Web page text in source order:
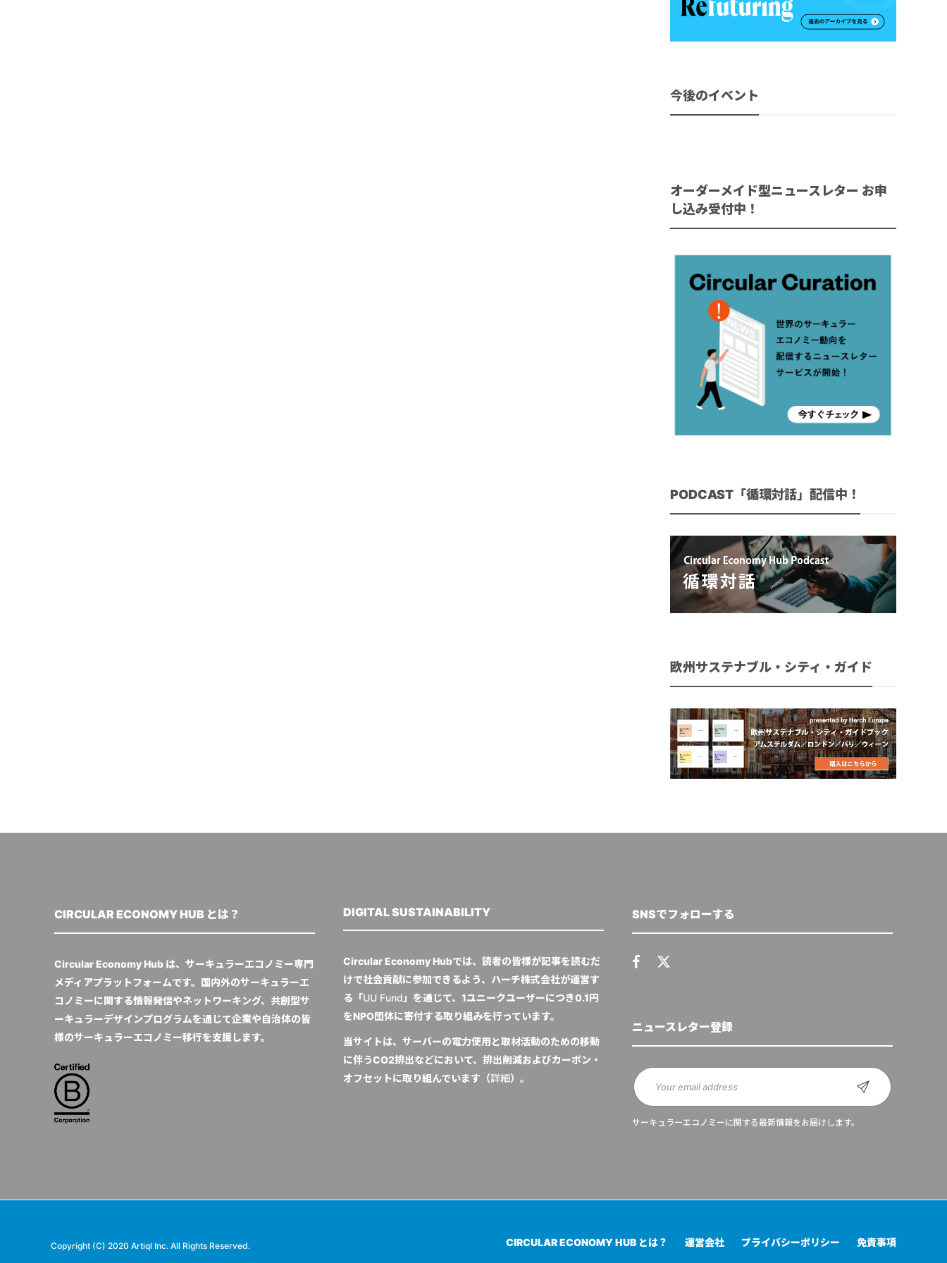
今後のイベント
オーダーメイド型ニュースレター お申
し込み受付中！
PODCAST「循環対話」配信中！
欧州サステナブル・シティ・ガイド
CIRCULAR ECONOMY HUB とは？
Circular Economy Hub は、サーキュラーエコノミー専門
メディアプラットフォームです。国内外のサーキュラーエ
コノミーに関する情報発信やネットワーキング、共創型サ
ーキュラーデザインプログラムを通じて企業や自治体の皆
様のサーキュラーエコノミー移行を支援します。
DIGITAL SUSTAINABILITY
Circular Economy Hubでは、読者の皆様が記事を読むだ
けで社会貢献に参加できるよう、ハーチ株式会社が運営す
る「UU Fund」を通じて、1ユニークユーザーにつき0.1円
をNPO団体に寄付する取り組みを行っています。
当サイトは、サーバーの電力使用と取材活動のための移動
に伴うCO2排出などにおいて、排出削減およびカーボン・
オフセットに取り組んでいます（詳細）。
SNSでフォローする
ニュースレター登録
サーキュラーエコノミーに関する最新情報をお届けします。
Copyright (C) 2020 Artiql Inc. All Rights Reserved. CIRCULAR ECONOMY HUB とは？ 運営会社 プライバシーポリシー 免責事項